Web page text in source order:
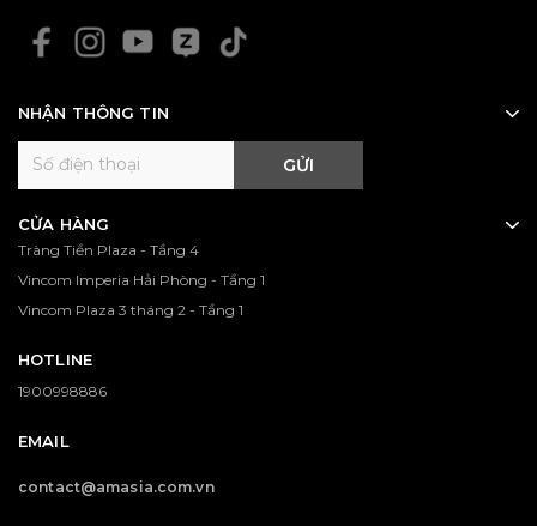
NHẬN THÔNG TIN
GỬI
CỬA HÀNG
Tràng Tiền Plaza - Tầng 4
Vincom Imperia Hải Phòng - Tầng 1
Vincom Plaza 3 tháng 2 - Tầng 1
HOTLINE
1900998886
EMAIL
contact@amasia.com.vn